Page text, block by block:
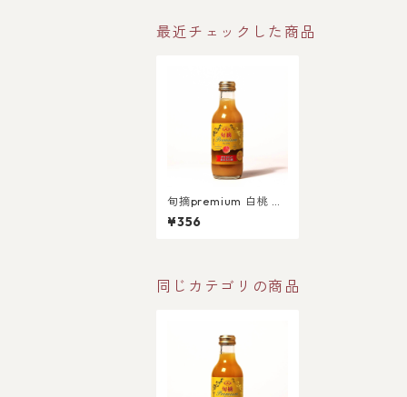
最近チェックした商品
旬摘premium 白桃 2
00ml
¥356
同じカテゴリの商品